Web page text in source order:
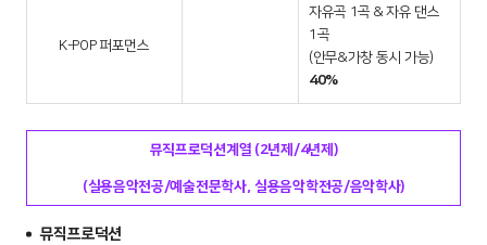
K-POP 퍼포먼스
자유곡 1곡 & 자유 댄스
1곡
(안무&가창 동시 가능)
40%
뮤직프로덕션계열 (2년제/4년제)
(실용음악전공/예술전문학사, 실용음악학전공/음악학사)
뮤직프로덕션